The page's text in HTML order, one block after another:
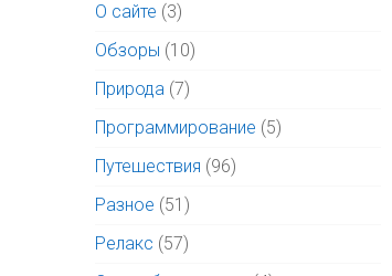
О сайте (3)
Обзоры (10)
Природа (7)
Программирование (5)
Путешествия (96)
Разное (51)
Релакс (57)